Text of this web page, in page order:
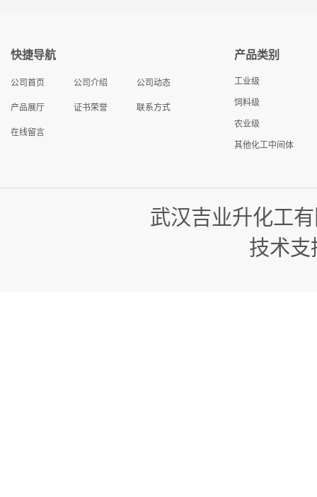
快捷导航
公司首页 公司介绍 公司动态
产品展厅 证书荣誉 联系方式
在线留言
产品类别
工业级
饲料级
农业级
其他化工中间体
武汉吉业升化工
技术